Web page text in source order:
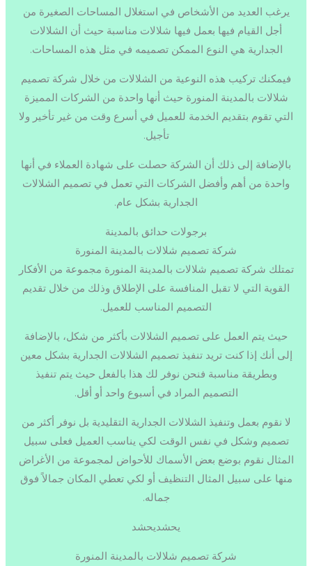
يرغب العديد من الأشخاص في استغلال المساحات الصغيرة من
أجل القيام فيها بعمل فيها شلالات مناسبة حيث أن الشلالات
الجدارية هي النوع الممكن تصميمه في مثل هذه المساحات.
فيمكنك تركيب هذه النوعية من الشلالات من خلال شركة تصميم
شلالات بالمدينة المنورة حيث أنها واحدة من الشركات المميزة
التي تقوم بتقديم الخدمة للعميل في أسرع وقت من غير تأخير ولا
تأجيل.
بالإضافة إلى ذلك أن الشركة حصلت على شهادة العملاء في أنها
واحدة من أهم وأفضل الشركات التي تعمل في تصميم الشلالات
الجدارية بشكل عام.
برجولات حدائق بالمدينة
شركة تصميم شلالات بالمدينة المنورة
تمتلك شركة تصميم شلالات بالمدينة المنورة مجموعة من الأفكار
القوية التي لا تقبل المنافسة على الإطلاق وذلك من خلال تقديم
التصميم المناسب للعميل.
حيث يتم العمل على تصميم الشلالات بأكثر من شكل، بالإضافة
إلى أنك إذا كنت تريد تنفيذ تصميم الشلالات الجدارية بشكل معين
وبطريقة مناسبة فنحن نوفر لك هذا بالفعل حيث يتم تنفيذ
التصميم المراد في أسبوع واحد أو أقل.
لا نقوم بعمل وتنفيذ الشلالات الجدارية التقليدية بل نوفر أكثر من
تصميم وشكل في نفس الوقت لكي يناسب العميل فعلى سبيل
المثال نقوم بوضع بعض الأسماك للأحواض لمجموعة من الأغراض
منها على سبيل المثال التنظيف أو لكي تعطي المكان جمالاً فوق
جماله.
يحشديحشد
شركة تصميم شلالات بالمدينة المنورة